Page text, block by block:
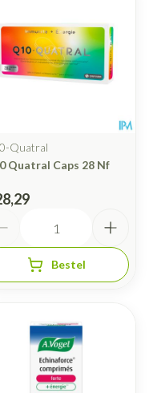
Quatral
Quatral Caps 28 Nf
Bestel